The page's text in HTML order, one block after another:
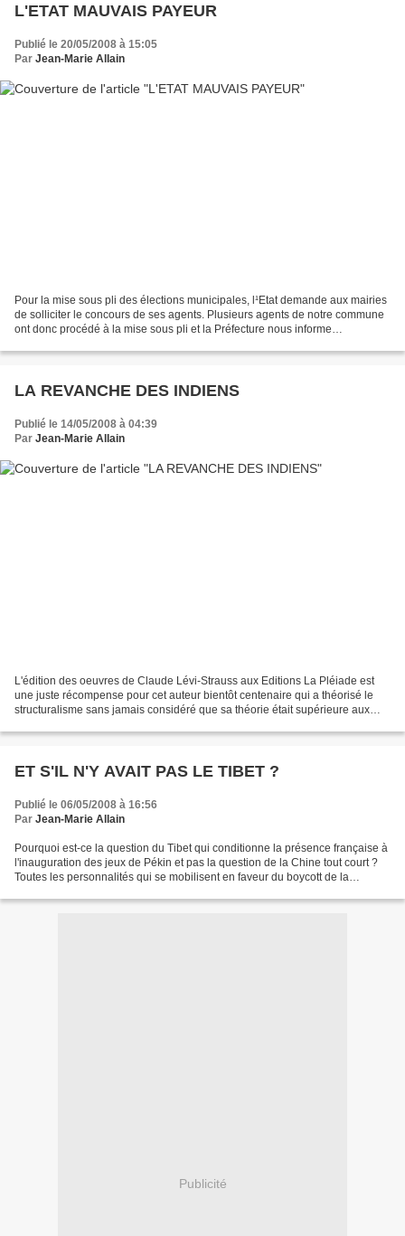
L'ETAT MAUVAIS PAYEUR
Publié le 20/05/2008 à 15:05
Par Jean-Marie Allain
Pour la mise sous pli des élections municipales, l¹Etat demande aux mairies
de solliciter le concours de ses agents. Plusieurs agents de notre commune
ont donc procédé à la mise sous pli et la Préfecture nous informe
LA REVANCHE DES INDIENS
Publié le 14/05/2008 à 04:39
Par Jean-Marie Allain
L'édition des oeuvres de Claude Lévi-Strauss aux Editions La Pléiade est
une juste récompense pour cet auteur bientôt centenaire qui a théorisé le
structuralisme sans jamais considéré que sa théorie était supérieure aux
ET S'IL N'Y AVAIT PAS LE TIBET ?
Publié le 06/05/2008 à 16:56
Par Jean-Marie Allain
Pourquoi est-ce la question du Tibet qui conditionne la présence française à
l'inauguration des jeux de Pékin et pas la question de la Chine tout court ?
Toutes les personnalités qui se mobilisent en faveur du boycott de la
Publicité